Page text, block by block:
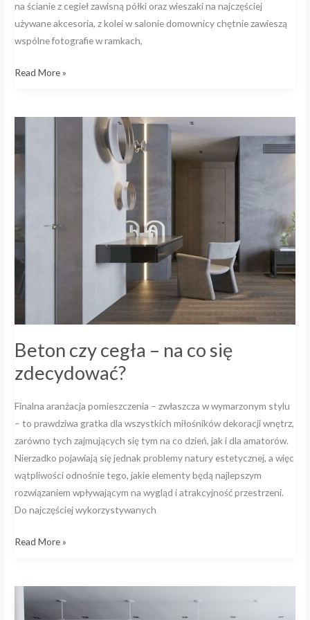
na ścianie z cegieł zawisną półki oraz wieszaki na najczęściej
używane akcesoria, z kolei w salonie domownicy chętnie zawieszą
wspólne fotografie w ramkach,
Read More »
Beton czy cegła – na co się
zdecydować?
Finalna aranżacja pomieszczenia – zwłaszcza w wymarzonym stylu
– to prawdziwa gratka dla wszystkich miłośników dekoracji wnętrz,
zarówno tych zajmujących się tym na co dzień, jak i dla amatorów.
Nierzadko pojawiają się jednak problemy natury estetycznej, a więc
wątpliwości odnośnie tego, jakie elementy będą najlepszym
rozwiązaniem wpływającym na wygląd i atrakcyjność przestrzeni.
Do najczęściej wykorzystywanych
się
zdecydować?
Read More »